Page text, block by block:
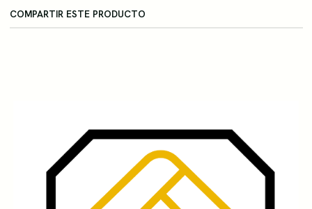
COMPARTIR ESTE PRODUCTO